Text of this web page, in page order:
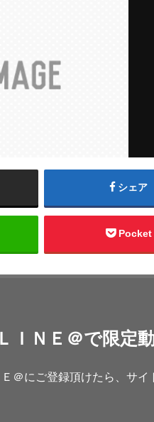
シェア
Pocket
ＬＩＮＥ＠で限定
＠にご登録頂けたら、サ